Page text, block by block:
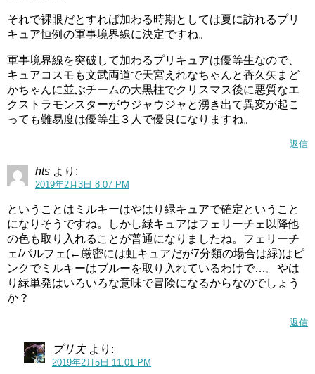
それで裸眼だとすれば加わる時期としては夏に訪れるプリ
キュア恒例の軍事境界線に決定ですね。
軍事境界線を突破して加わるプリキュアは優等生なので、
キュアコスモも文武両道で天宮えれなちゃんと香久矢まど
かちゃんに並ぶチームの大黒柱でクリスマス後に悪質なエ
クストラモンスターがウジャウジャと湧き出て異変が起こ
っても難易度は優等生３人で優良になりますね。
返信
hts より:
2019年2月3日 8:07 PM
ということはミルキーはやはり緑キュアで確定ということ
になりそうですね。しかし緑キュアはフェリーチェ以降他
の色も取り入れることが普通になりましたね。フェリーチ
ェ/パルフェ(←厳密には虹キュアだが7分類の場合は緑)はピ
ンクでミルキーはブルーを取り入れているわけで…。やは
り緑単発はいろいろな意味で冒険になるからなのでしょう
か？
返信
プリ夫 より:
2019年2月5日 11:01 PM